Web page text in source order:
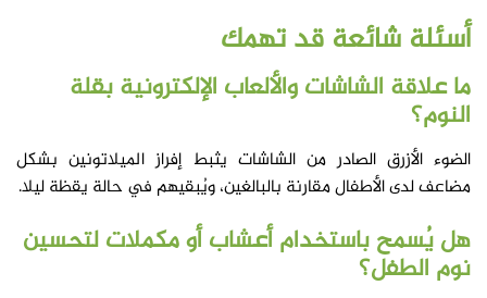
أسئلة شائعة قد تهمك
ما علاقة الشاشات والألعاب الإلكترونية بقلة
النوم؟
الضوء الأزرق الصادر من الشاشات يثبط إفراز الميلاتونين بشكل
مضاعف لدى الأطفال مقارنة بالبالغين، ويُبقيهم في حالة يقظة ليلا.
هل يُسمح باستخدام أعشاب أو مكملات لتحسين
نوم الطفل؟